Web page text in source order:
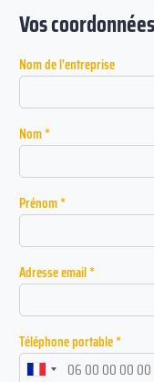
Vos coordonnées
Nom de l'entreprise
Nom *
Prénom *
Adresse email *
Téléphone portable *